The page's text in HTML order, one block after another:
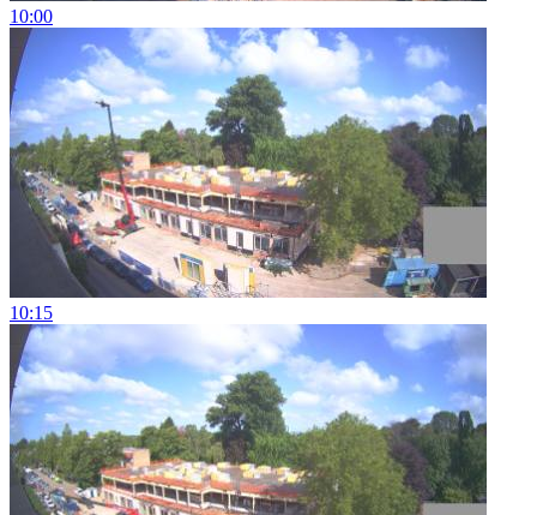
10:00
10:15